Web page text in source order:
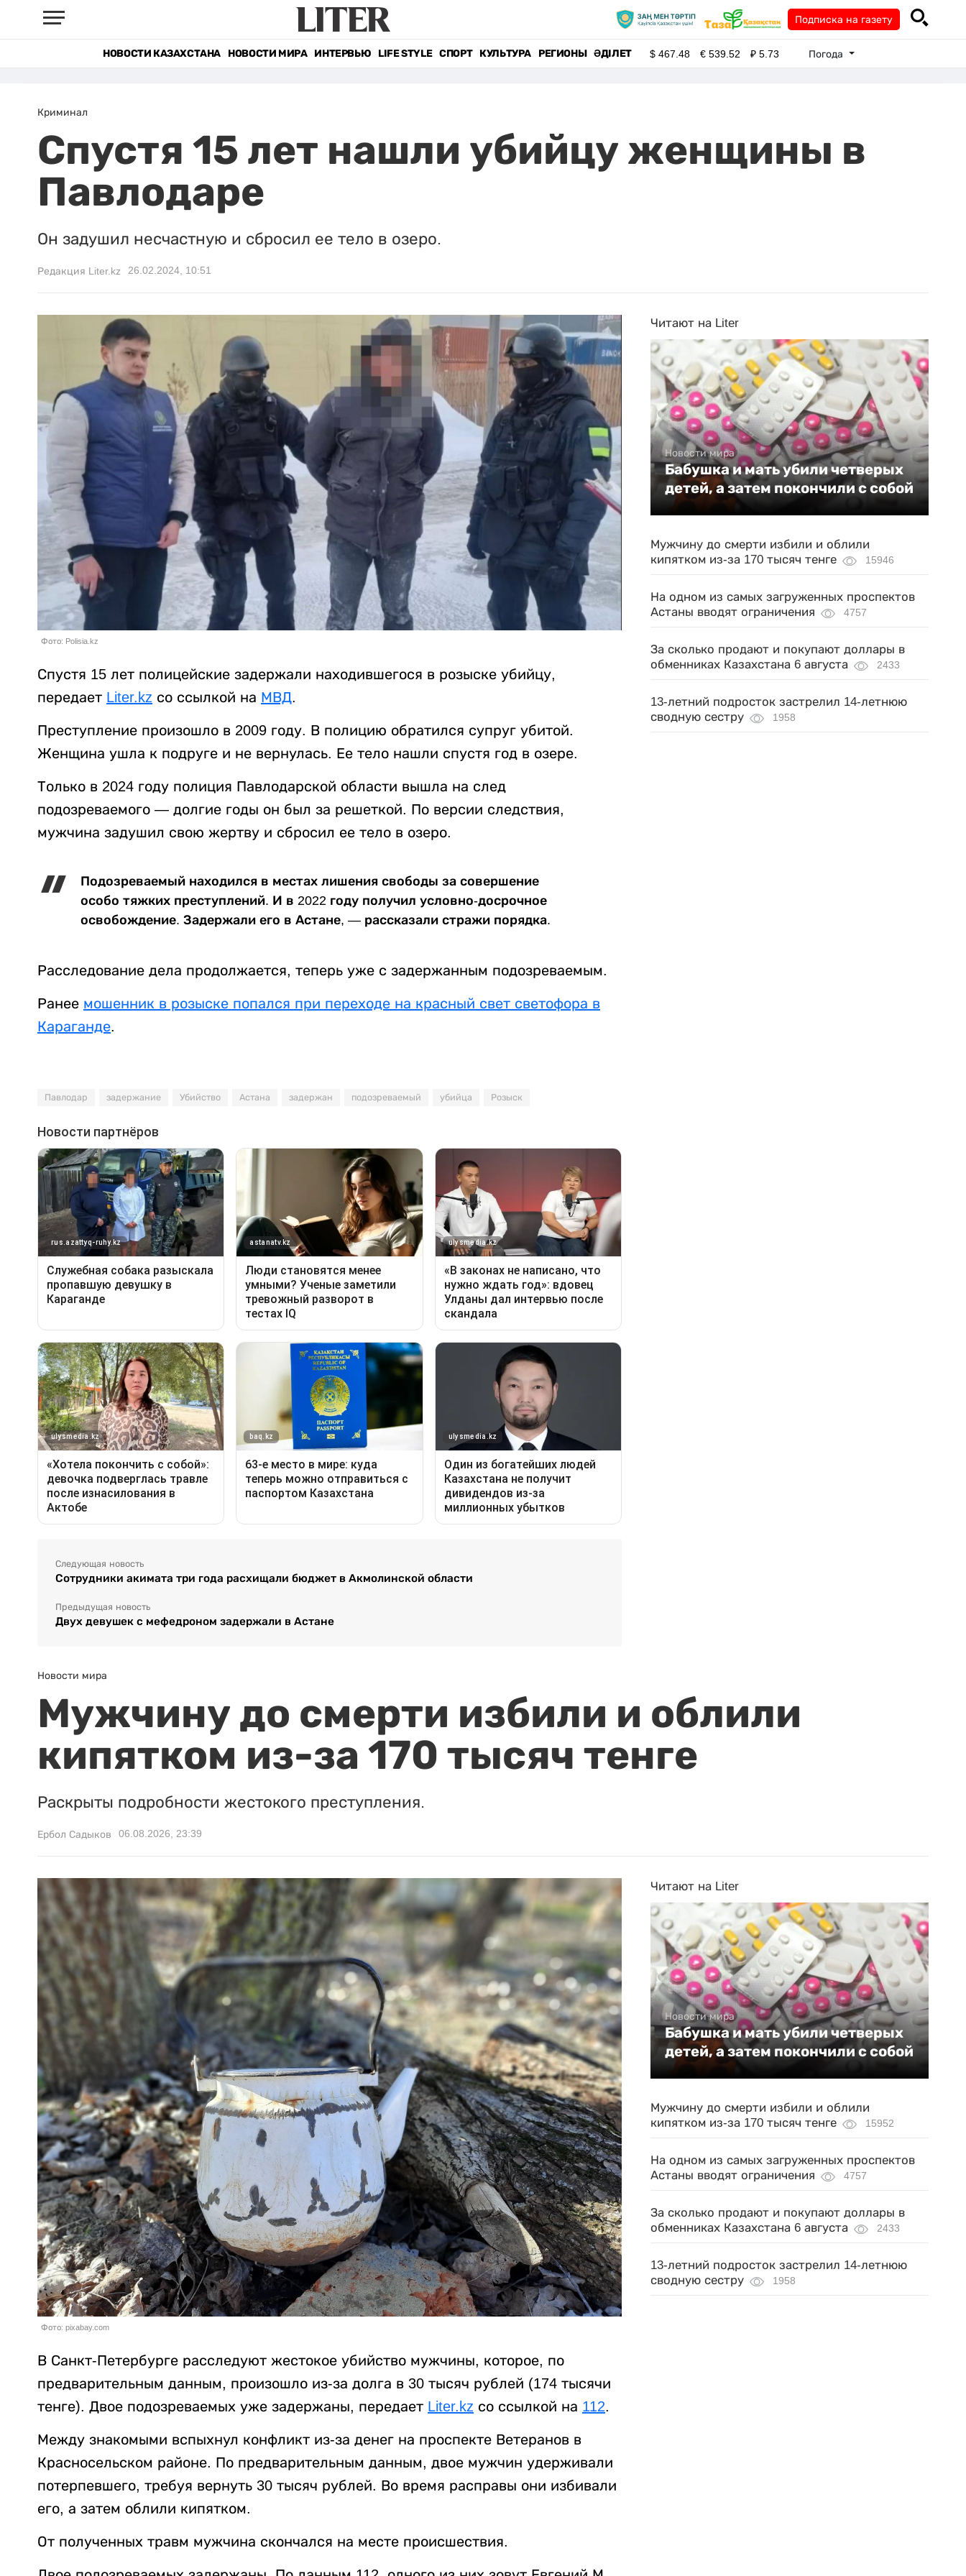
Подписка на газету
НОВОСТИ КАЗАХСТАНА НОВОСТИ МИРА ИНТЕРВЬЮ LIFE STYLE СПОРТ КУЛЬТУРА РЕГИОНЫ ӘДІЛЕТ $467.48 €539.52 ₽5.73 Погода
Криминал
Спустя 15 лет нашли убийцу женщины в
Павлодаре
Он задушил несчастную и сбросил ее тело в озеро.
Редакция Liter.kz 26.02.2024, 10:51
Фото: Polisia.kz
Спустя 15 лет полицейские задержали находившегося в розыске убийцу,
передает Liter.kz со ссылкой на МВД.
Преступление произошло в 2009 году. В полицию обратился супруг убитой.
Женщина ушла к подруге и не вернулась. Ее тело нашли спустя год в озере.
Только в 2024 году полиция Павлодарской области вышла на след
подозреваемого — долгие годы он был за решеткой. По версии следствия,
мужчина задушил свою жертву и сбросил ее тело в озеро.
Подозреваемый находился в местах лишения свободы за совершение
особо тяжких преступлений. И в 2022 году получил условно-досрочное
освобождение. Задержали его в Астане, — рассказали стражи порядка.
Расследование дела продолжается, теперь уже с задержанным подозреваемым.
Ранее мошенник в розыске попался при переходе на красный свет светофора в
Караганде.
Павлодар задержание Убийство Астана задержан подозреваемый убийца Розыск
Следующая новость
Сотрудники акимата три года расхищали бюджет в Акмолинской области
Предыдущая новость
Двух девушек с мефедроном задержали в Астане
Читают на Liter
Новости мира
Бабушка и мать убили четверых
детей, а затем покончили с собой
Мужчину до смерти избили и облили
кипятком из-за 170 тысяч тенге
15946
На одном из самых загруженных проспектов
Астаны вводят ограничения
4757
За сколько продают и покупают доллары в
обменниках Казахстана 6 августа
2433
13-летний подросток застрелил 14-летнюю
сводную сестру
1958
Новости мира
Мужчину до смерти избили и облили
кипятком из-за 170 тысяч тенге
Раскрыты подробности жестокого преступления.
Ербол Садыков 06.08.2026, 23:39
Фото: pixabay.com
В Санкт-Петербурге расследуют жестокое убийство мужчины, которое, по
предварительным данным, произошло из-за долга в 30 тысяч рублей (174 тысячи
тенге). Двое подозреваемых уже задержаны, передает Liter.kz со ссылкой на 112.
Между знакомыми вспыхнул конфликт из-за денег на проспекте Ветеранов в
Красносельском районе. По предварительным данным, двое мужчин удерживали
потерпевшего, требуя вернуть 30 тысяч рублей. Во время расправы они избивали
его, а затем облили кипятком.
От полученных травм мужчина скончался на месте происшествия.
Читают на Liter
Новости мира
Бабушка и мать убили четверых
детей, а затем покончили с собой
Мужчину до смерти избили и облили
кипятком из-за 170 тысяч тенге
15952
На одном из самых загруженных проспектов
Астаны вводят ограничения
4757
За сколько продают и покупают доллары в
обменниках Казахстана 6 августа
2433
13-летний подросток застрелил 14-летнюю
сводную сестру
1958